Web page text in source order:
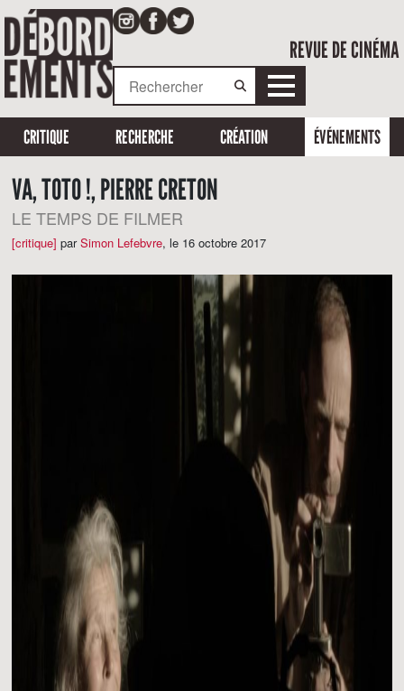
REVUE DE CINÉMA
CRITIQUE RECHERCHE CRÉATION ÉVÉNEMENTS
VA, TOTO !, PIERRE CRETON
LE TEMPS DE FILMER
[critique] parSimon Lefebvre, le 16 octobre 2017